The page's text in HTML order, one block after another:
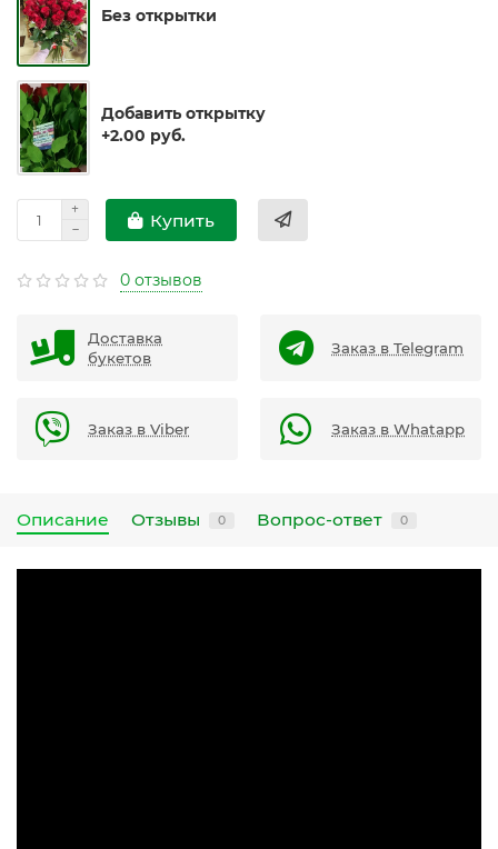
Без открытки
Добавить открытку
+2.00 руб.
Купить
0 отзывов
Доставка
букетов
Заказ в Telegram
Заказ в Viber Заказ в Whatapp
Описание Отзывы 0 Вопрос-ответ 0